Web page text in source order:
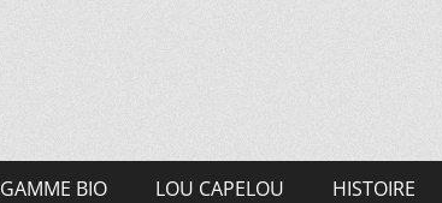
GAMME BIO LOU CAPELOU HISTOIRE